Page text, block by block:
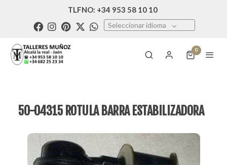
TLFNO: +34 953 58 10 10
Seleccionar idioma
0
50-04315 ROTULA BARRA ESTABILIZADORA